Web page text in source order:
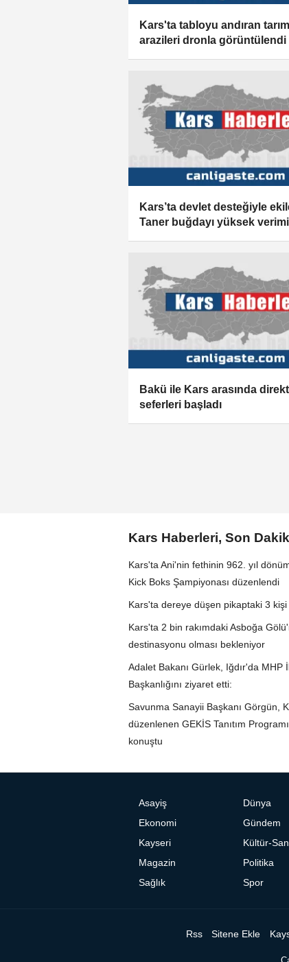
Kars'ta tabloyu andıran tarım
arazileri dronla görüntülendi
Kars’ta devlet desteğiyle
Taner buğdayı yüksek
Bakü ile Kars arasında
seferleri başladı
Kars Haberleri, Son
Kars'ta Ani'nin fethinin 962. yıl
Kick Boks Şampiyonası düzenlendi
Kars'ta dereye düşen pikaptaki 3 kişi
Kars'ta 2 bin rakımdaki Asboğa
destinasyonu olması bekleniyor
Adalet Bakanı Gürlek, Iğdır'da MHP
Başkanlığını ziyaret etti:
Savunma Sanayii Başkanı Görgün,
düzenlenen GEKİS Tanıtım
konuştu
Asayiş
Dünya
Ekonomi
Gündem
Kayseri
Kültür-
Magazin
Politika
Sağlık
Spor
Rss Sitene Ekle